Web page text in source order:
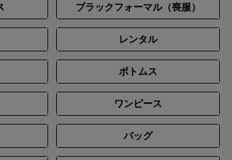
ブラックフォーマル（喪服）
レンタル
ボトムス
ワンピース
バッグ